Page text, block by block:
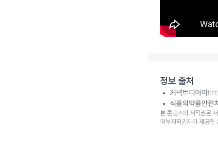
정보 출처
커넥트디아이
식품의약품안전
본 콘텐츠의 저작권은
외부저작권자가 제공한